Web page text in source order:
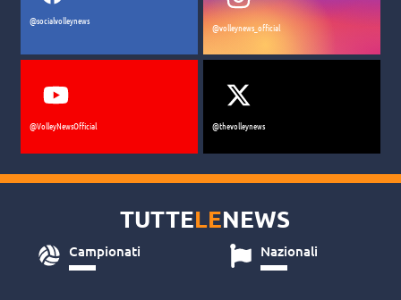
@socialvolleynews
@volleynews_official
@VolleyNewsOfficial @thevolleynews
TUTTELENEWS
Campionati Nazionali